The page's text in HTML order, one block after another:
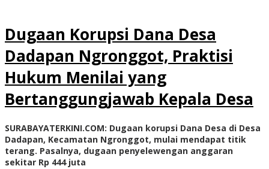
Dugaan Korupsi Dana Desa
Dadapan Ngronggot, Praktisi
Hukum Menilai yang
Bertanggungjawab Kepala Desa
SURABAYATERKINI.COM: Dugaan korupsi Dana Desa di Desa
Dadapan, Kecamatan Ngronggot, mulai mendapat titik
terang. Pasalnya, dugaan penyelewengan anggaran
sekitar Rp 444 juta